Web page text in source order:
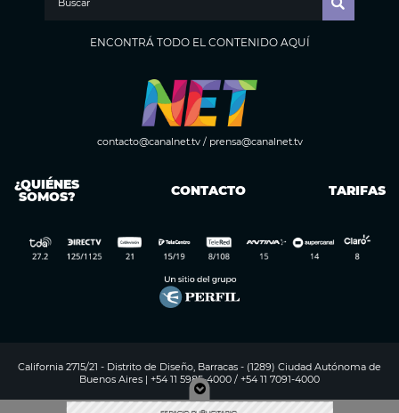
ENCONTRÁ TODO EL CONTENIDO AQUÍ
contacto@canalnet.tv/ prensa@canalnet.tv
¿QUIÉNES
SOMOS? CONTACTO TARIFAS
California 2715/21 - Distrito de Diseño, Barracas - (1289) Ciudad Autónoma de
Buenos Aires | +54 11 5985-4000 / +54 11 7091-4000